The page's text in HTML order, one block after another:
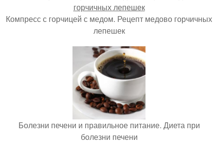
Компресс с горчицей с медом. Рецепт медово горчичных
лепешек
Болезни печени и правильное питание. Диета при
болезни печени